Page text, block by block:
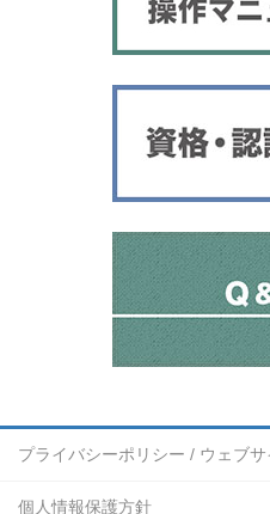
プライバシーポリシー / ウェブ
個人情報保護方針